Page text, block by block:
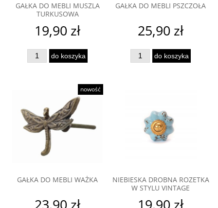
GAŁKA DO MEBLI MUSZLA
TURKUSOWA
19,90 zł
do koszyka
GAŁKA DO MEBLI PSZCZOŁA
25,90 zł
do koszyka
GAŁKA DO MEBLI WAŻKA
23,90 zł
nowość
NIEBIESKA DROBNA ROZETKA
W STYLU VINTAGE
19,90 zł